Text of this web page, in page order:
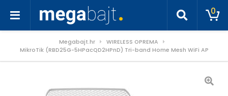
0
Megabajt.hr
WIRELESS OPREMA
MikroTik (RBD25G-5HPacQD2HPnD) Tri-band Home Mesh WiFi AP